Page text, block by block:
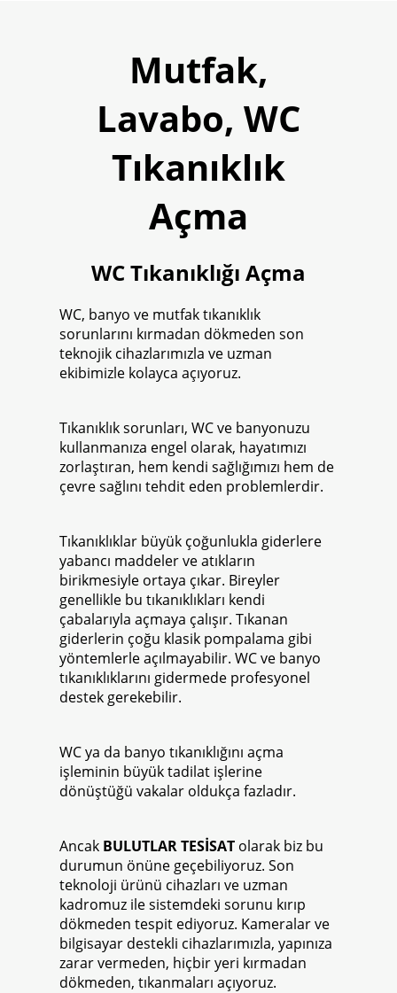
Mutfak,
Lavabo, WC
Tıkanıklık
Açma
WC Tıkanıklığı Açma
WC, banyo ve mutfak tıkanıklık
sorunlarını kırmadan dökmeden son
teknojik cihazlarımızla ve uzman
ekibimizle kolayca açıyoruz.
Tıkanıklık sorunları, WC ve banyonuzu
kullanmanıza engel olarak, hayatımızı
zorlaştıran, hem kendi sağlığımızı hem de
çevre sağlını tehdit eden problemlerdir.
Tıkanıklıklar büyük çoğunlukla giderlere
yabancı maddeler ve atıkların
birikmesiyle ortaya çıkar. Bireyler
genellikle bu tıkanıklıkları kendi
çabalarıyla açmaya çalışır. Tıkanan
giderlerin çoğu klasik pompalama gibi
yöntemlerle açılmayabilir. WC ve banyo
tıkanıklıklarını gidermede profesyonel
destek gerekebilir.
WC ya da banyo tıkanıklığını açma
işleminin büyük tadilat işlerine
dönüştüğü vakalar oldukça fazladır.
Ancak BULUTLAR TESİSAT olarak biz bu
durumun önüne geçebiliyoruz. Son
teknoloji ürünü cihazları ve uzman
kadromuz ile sistemdeki sorunu kırıp
dökmeden tespit ediyoruz. Kameralar ve
bilgisayar destekli cihazlarımızla, yapınıza
zarar vermeden, hiçbir yeri kırmadan
dökmeden, tıkanmaları açıyoruz.